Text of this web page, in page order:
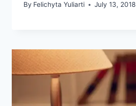
By Felichyta Yuliarti July 13, 2018